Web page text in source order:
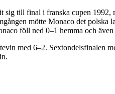
till final i franska cupen
mötte Monaco det
föll ned 0–1 hemma och
med 6–2.